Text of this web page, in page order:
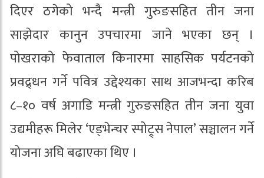
दिएर ठगेको भन्दै मन्त्री गुरुङसहित तीन जना
साझेदार कानुन उपचारमा जाने भएका छन् ।
पोखराको फेवाताल किनारमा साहसिक पर्यटनको
प्रवद्र्धन गर्ने पवित्र उद्देश्यका साथ आजभन्दा करिब
८–१० वर्ष अगाडि मन्त्री गुरुङसहित तीन जना युवा
उद्यमीहरू मिलेर ‘एड्भेन्चर स्पोट्र्स नेपाल’ सञ्चालन गर्ने
योजना अघि बढाएका थिए ।